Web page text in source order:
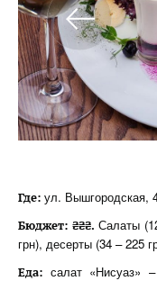
Где: ул. Вышгородская,
Бюджет: ₴₴₴. Салаты
грн), десерты (34 – 225
Еда: салат «Нисуаз»